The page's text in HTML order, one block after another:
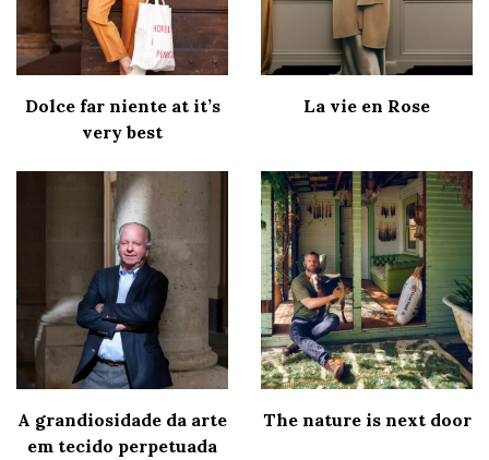
Dolce far niente at it’s
very best
La vie en Rose
A grandiosidade da arte
em tecido perpetuada
The nature is next door